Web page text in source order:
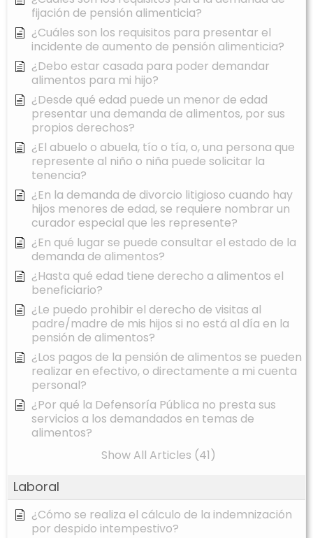
fijación de pensión alimenticia?
¿Cuáles son los requisitos para presentar el
incidente de aumento de pensión alimenticia?
¿Debo estar casada para poder demandar
alimentos para mi hijo?
¿Desde qué edad puede un menor de edad
presentar una demanda de alimentos, por sus
propios derechos?
¿El abuelo o abuela, tío o tía, o, una persona que
represente al niño o niña puede solicitar la
tenencia?
¿En la demanda de divorcio litigioso cuando hay
hijos menores de edad, se requiere nombrar un
curador especial que les represente?
¿En qué lugar se puede consultar el estado de la
demanda de alimentos?
¿Hasta qué edad tiene derecho a alimentos el
beneficiario?
¿Le puedo prohibir el derecho de visitas al
padre/madre de mis hijos si no está al día en la
pensión de alimentos?
¿Los pagos de la pensión de alimentos se pueden
realizar en efectivo, o directamente a mi cuenta
personal?
¿Por qué la Defensoría Pública no presta sus
servicios a los demandados en temas de
alimentos?
Show All Articles (41)
Laboral
¿Cómo se realiza el cálculo de la indemnización
por despido intempestivo?